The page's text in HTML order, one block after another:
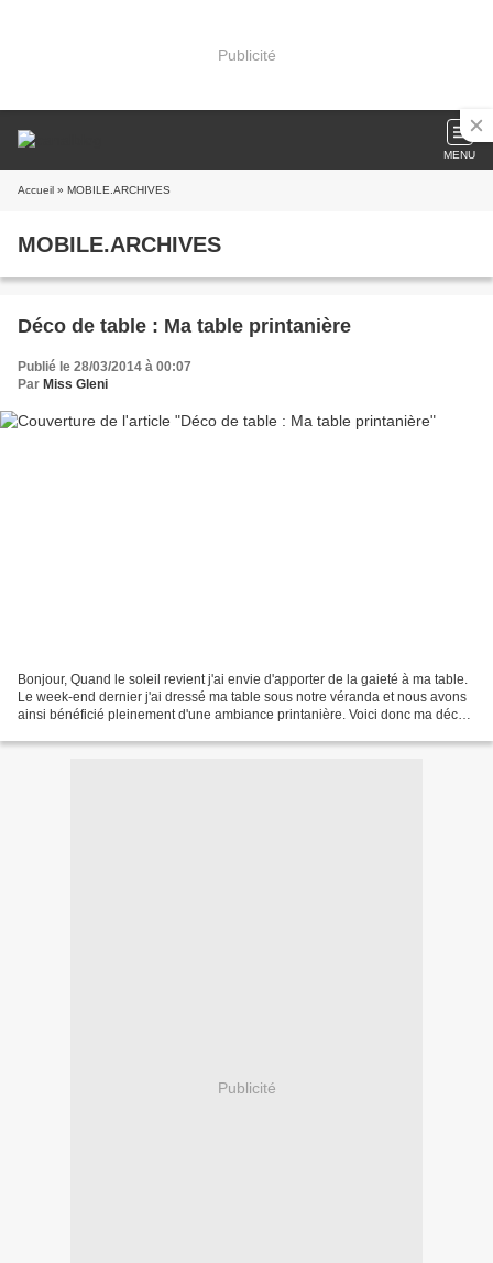
Publicité
MENU
Accueil » MOBILE.ARCHIVES
MOBILE.ARCHIVES
Déco de table : Ma table printanière
Publié le 28/03/2014 à 00:07
Par Miss Gleni
Bonjour, Quand le soleil revient j'ai envie d'apporter de la gaieté à ma table.
Le week-end dernier j'ai dressé ma table sous notre véranda et nous avons
ainsi bénéficié pleinement d'une ambiance printanière. Voici donc ma déco
Publicité